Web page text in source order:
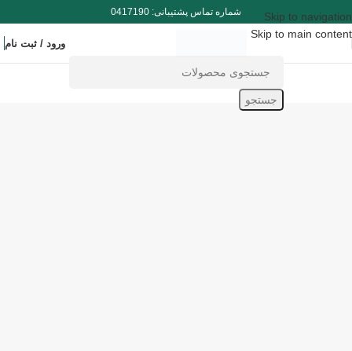
Skip to navigation
Skip to main content
شماره تماس پشتیبانی: 0417190
ورود / ثبت نام
جستجو